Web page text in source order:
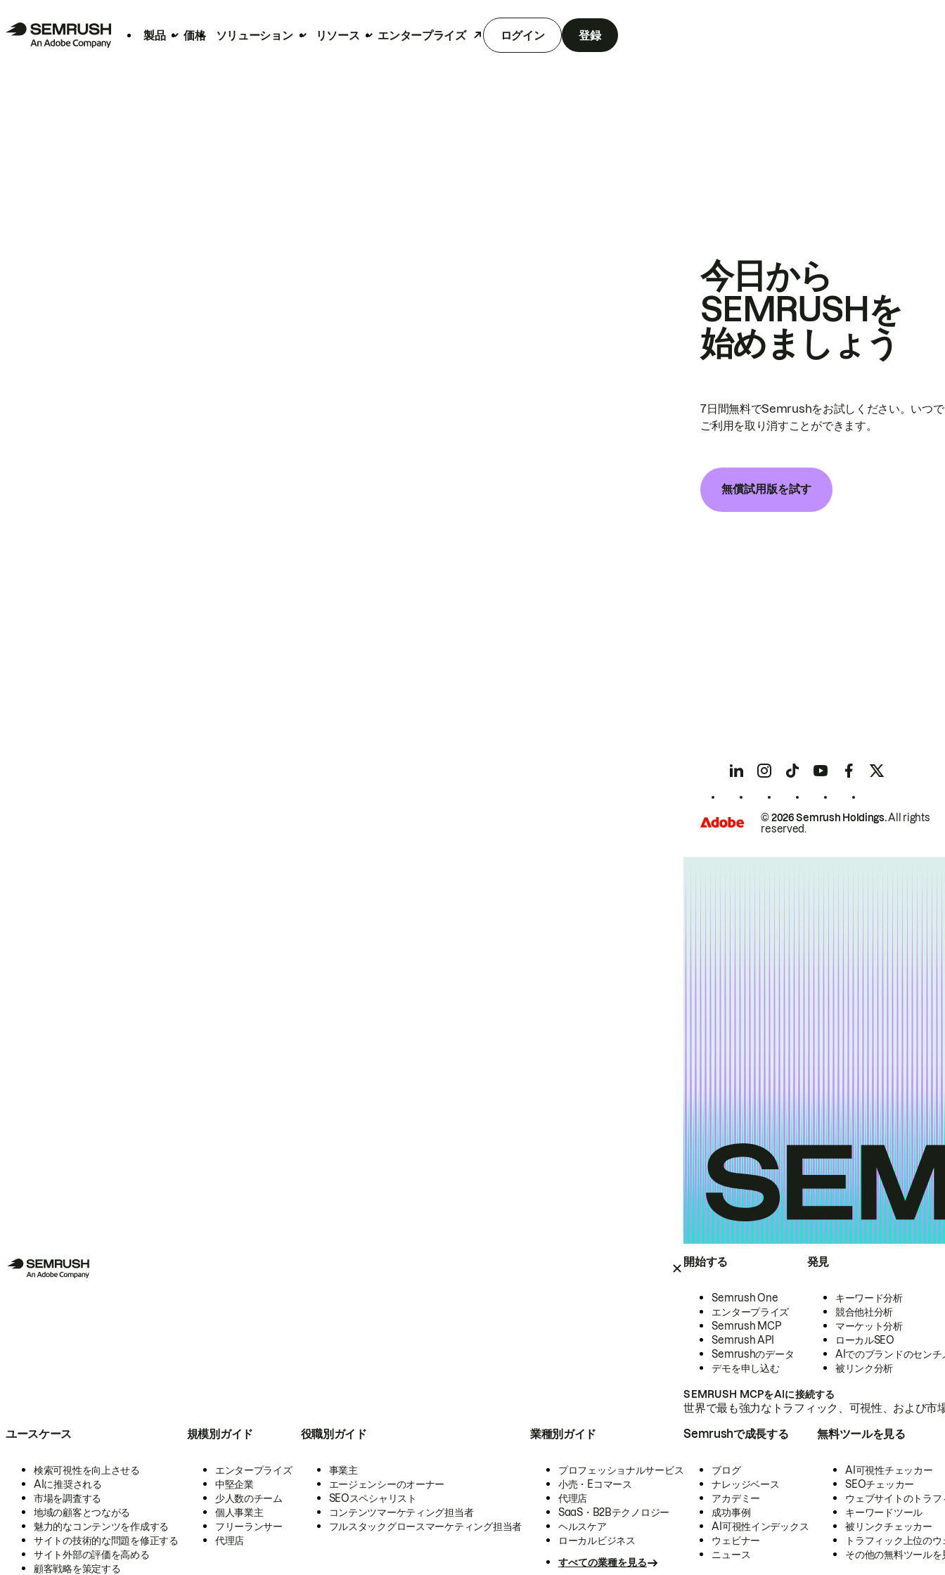
製品 価格 ソリューション リソース エンタープライズ ログイン 登録
開始する
Semrush One
エンタープライズ
Semrush MCP
Semrush API
Semrushのデータ
デモを申し込む
発見
キーワード分析
競合他社分析
マーケット分析
ローカルSEO
AIでのブランドのセンチ
被リンク分析
SEMRUSH MCPをAIに接続する
世界で最も強力なトラフィック、可視性、および
ユースケース
検索可視性を向上させる
AIに推奨される
市場を調査する
地域の顧客とつながる
魅力的なコンテンツを作成する
サイトの技術的な問題を修正する
サイト外部の評価を高める
顧客戦略を策定する
規模別ガイド
エンタープライズ
中堅企業
少人数のチーム
個人事業主
フリーランサー
代理店
役職別ガイド
事業主
エージェンシーのオーナー
SEOスペシャリスト
コンテンツマーケティング担当者
フルスタックグロースマーケティング担当者
業種別ガイド
プロフェッショナルサービス
小売・Eコマース
代理店
SaaS・B2Bテクノロジー
ヘルスケア
ローカルビジネス
すべての業種を見る
Semrushで成長する
ブログ
ナレッジベース
アカデミー
成功事例
AI可視性インデックス
ウェビナー
ニュース
無料ツールを見る
AI可視性チェッカー
SEOチェッカー
ウェブサイトのトラ
キーワードツール
被リンクチェッカー
トラフィック上位の
その他の無料ツールを
今日から
SEMRUSHを
始めましょう
7日間無料でSemrushをお試しください。いつ
ご利用を取り消すことができます。
無償試用版を試す
© 2026 Semrush Holdings.All rights
reserved.